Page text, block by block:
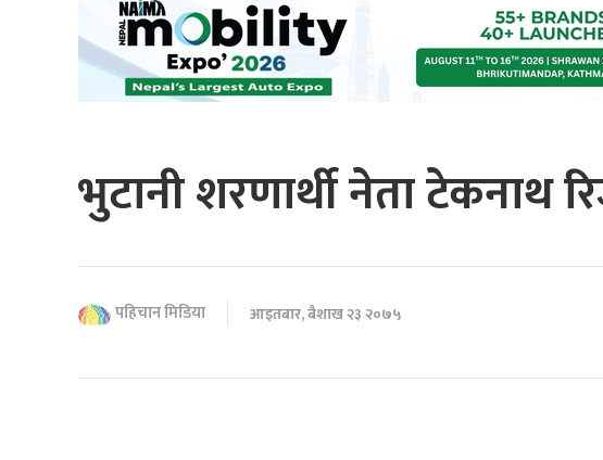
भुटानी शरणार्थी नेता टेकनाथ
पहिचान मिडिया आइतबार, बैशाख २३ २०७५